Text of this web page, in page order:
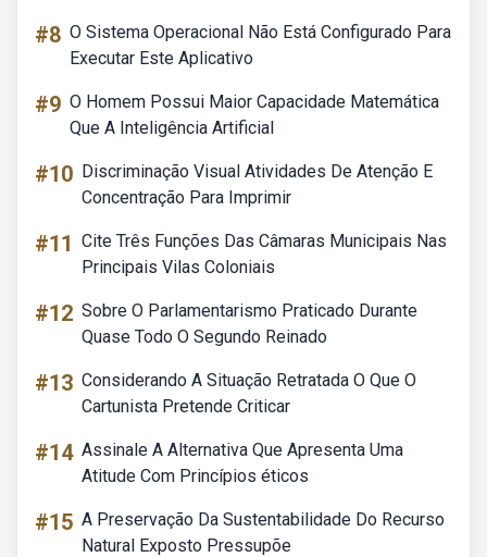
#8 O Sistema Operacional Não Está Configurado Para
Executar Este Aplicativo
#9 O Homem Possui Maior Capacidade Matemática
Que A Inteligência Artificial
#10 Discriminação Visual Atividades De Atenção E
Concentração Para Imprimir
#11 Cite Três Funções Das Câmaras Municipais Nas
Principais Vilas Coloniais
#12 Sobre O Parlamentarismo Praticado Durante
Quase Todo O Segundo Reinado
#13 Considerando A Situação Retratada O Que O
Cartunista Pretende Criticar
#14 Assinale A Alternativa Que Apresenta Uma
Atitude Com Princípios éticos
#15 A Preservação Da Sustentabilidade Do Recurso
Natural Exposto Pressupõe